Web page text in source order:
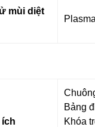
mùi diệt
ích
Bảng
Khóa